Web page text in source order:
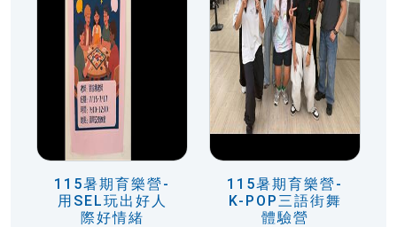
115暑期育樂營-
用SEL玩出好人
際好情緒
115暑期育樂營-
K-POP三語街舞
體驗營